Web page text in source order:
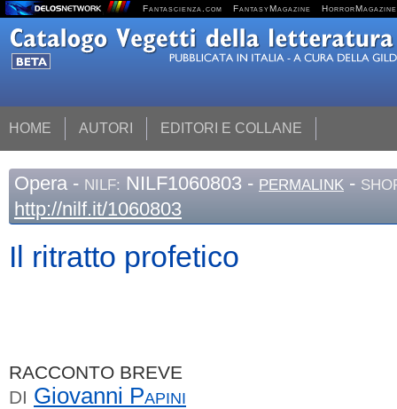
Fantascienza.com FantasyMagazine HorrorMagazine
HOME AUTORI EDITORI E COLLANE
Opera - NILF: NILF1060803 - PERMALINK -
http://nilf.it/1060803
Il ritratto profetico
RACCONTO BREVE
DI Giovanni Papini